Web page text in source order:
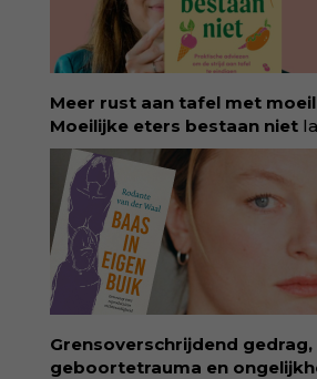
kunde voor taal, beeld en
spat van elke pagina. Dat vóel
kind. Abonneer via
wonderwoud.nl/abonneren**
korting met code:
KIIND10
Meer rust aan tafel met
Moeilijke eters bestaan niet
kinderdiëtist en
Demeyer
zien wat er
eetgedrag dat ouders zorgen
aandacht voor ontwikkeling,
neurodivergentie en medische
helpt ze hardnekkige
laten en maakt ze van eten
moment van verbinding. Bestel
boekhandel! Lees meer over
kiind.nl/rolinde
Grensoverschrijdend gedrag,
geboortetrauma en